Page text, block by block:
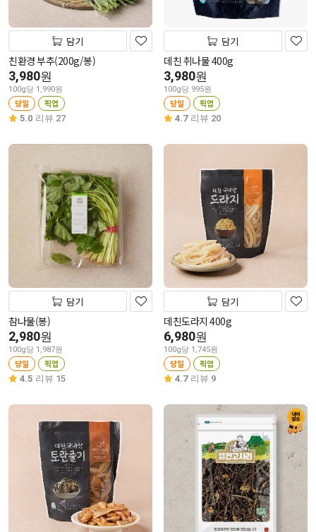
담기
친환경 부추(200g/봉)
3,980원
100g당 1,990원
당일 픽업
5.0 리뷰 27
담기
데친 취나물 400g
3,980원
100g당 995원
당일 픽업
4.7 리뷰 20
담기
참나물(봉)
2,980원
100g당 1,987원
당일 픽업
4.5 리뷰 15
담기
데친도라지 400g
6,980원
100g당 1,745원
당일 픽업
4.7 리뷰 9